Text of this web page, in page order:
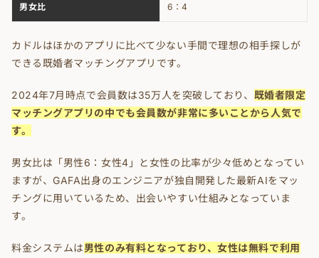
男女比 6：4
カドルはほかのアプリに比べて少ない手間で理想の相手探しが
できる既婚者マッチングアプリです。
2024年7月時点で会員数は35万人を突破しており、 既婚者限定
マッチングアプリの中でも会員数が非常に多いことから人気で
す。
男女比は「男性6：女性4」と女性の比率が少々低めとなってい
ますが、GAFA出身のエンジニアが独自開発した最新AIをマッ
チングに用いているため、出会いやすい仕組みとなっていま
す。
料金システムは男性のみ有料となっており、女性は無料で利用